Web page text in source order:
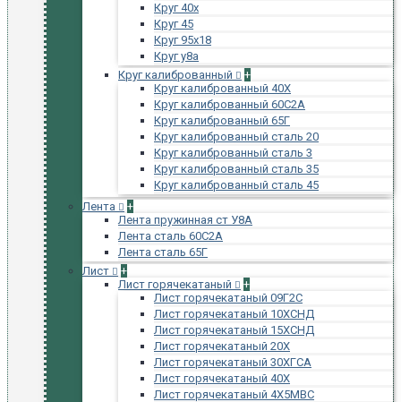
Круг 40х
Круг 45
Круг 95х18
Круг у8а
Круг калиброванный
+
Круг калиброванный 40Х
Круг калиброванный 60С2А
Круг калиброванный 65Г
Круг калиброванный сталь 20
Круг калиброванный сталь 3
Круг калиброванный сталь 35
Круг калиброванный сталь 45
Лента
+
Лента пружинная ст У8А
Лента сталь 60С2А
Лента сталь 65Г
Лист
+
Лист горячекатаный
+
Лист горячекатаный 09Г2С
Лист горячекатаный 10ХСНД
Лист горячекатаный 15ХСНД
Лист горячекатаный 20Х
Лист горячекатаный 30ХГСА
Лист горячекатаный 40Х
Лист горячекатаный 4Х5МВС